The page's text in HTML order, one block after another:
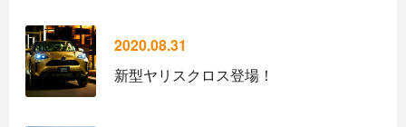
2020.08.31
新型ヤリスクロス登場！